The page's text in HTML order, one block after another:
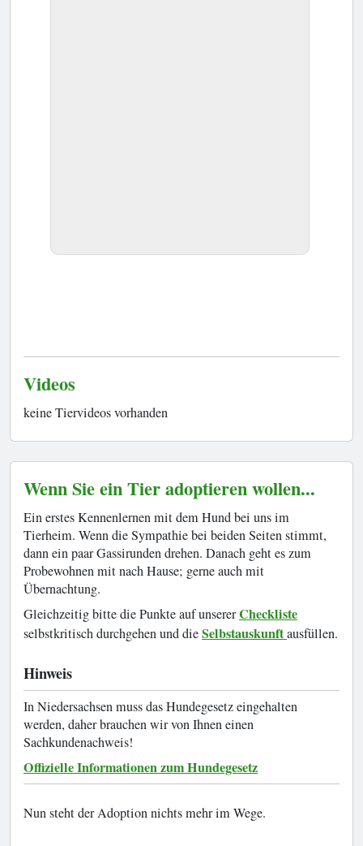
Videos
keine Tiervideos vorhanden
Wenn Sie ein Tier adoptieren wollen...
Ein erstes Kennenlernen mit dem Hund bei uns im
Tierheim. Wenn die Sympathie bei beiden Seiten stimmt,
dann ein paar Gassirunden drehen. Danach geht es zum
Probewohnen mit nach Hause; gerne auch mit
Übernachtung.
Gleichzeitig bitte die Punkte auf unsererCheckliste
selbstkritisch durchgehen und dieSelbstauskunftausfüllen.
Hinweis
In Niedersachsen muss das Hundegesetz eingehalten
werden, daher brauchen wir von Ihnen einen
Sachkundenachweis!
Offizielle Informationen zum Hundegesetz
Nun steht der Adoption nichts mehr im Wege.